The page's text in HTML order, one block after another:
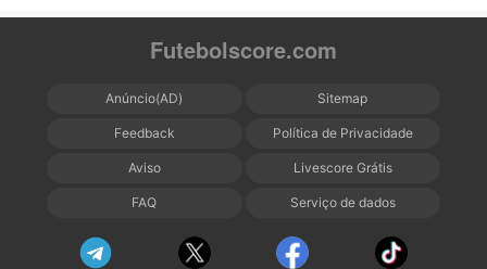
Futebolscore.com
Anúncio(AD) Sitemap
Feedback Política de Privacidade
Aviso Livescore Grátis
FAQ Serviço de dados